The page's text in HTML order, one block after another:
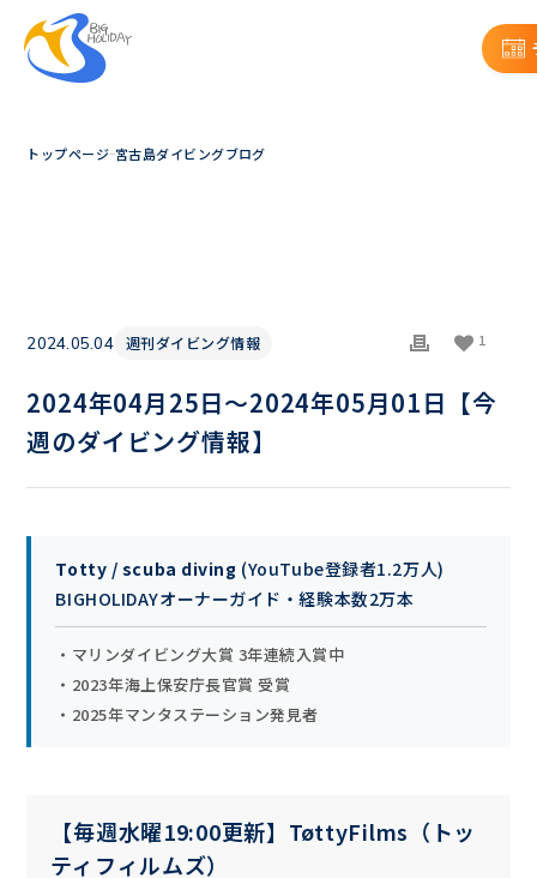
トップページ 宮古島ダイビングブログ
2024.05.04 週刊ダイビング情報 1
2024年04月25日〜2024年05月01日【今
週のダイビング情報】
Totty / scuba diving (YouTube登録者1.2万人)
BIGHOLIDAYオーナーガイド・経験本数2万本
・マリンダイビング大賞 3年連続入賞中
・2023年海上保安庁長官賞 受賞
・2025年マンタステーション発見者
【毎週水曜19:00更新】TøttyFilms（トッ
ティフィルムズ）